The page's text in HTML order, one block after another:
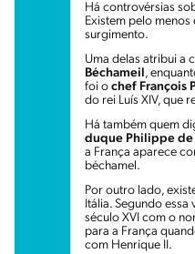
Há controvérsias
Existem pelo
surgimento.
Uma delas atribui a
Béchameil,
foi o chef François
do rei Luís XIV, que
Há também quem
duque Philippe de
a França aparece
béchamel.
Por outro lado,
Itália. Segundo
século XVI com o
para a França
com Henrique II.